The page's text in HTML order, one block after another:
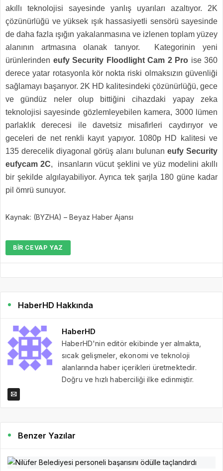
akıllı teknolojisi sayesinde yanlış uyarıları azaltıyor. 2K
çözünürlüğü ve yüksek ışık hassasiyetli sensörü sayesinde
de daha fazla ışığın yakalanmasına ve izlenen toplam yüzey
alanının artmasına olanak tanıyor. Kategorinin yeni
ürünlerinden eufy Security Floodlight Cam 2 Pro ise 360
derece yatar rotasyonla kör nokta riski olmaksızın güvenliği
sağlamayı başarıyor. 2K HD kalitesindeki çözünürlüğü, gece
ve gündüz neler olup bittiğini cihazdaki yapay zeka
teknolojisi sayesinde gözlemleyebilen kamera, 3000 lümen
parlaklık derecesi ile davetsiz misafirleri caydırıyor ve
geceleri de net renkli kayıt yapıyor. 1080p HD kalitesi ve
135 derecelik diyagonal görüş alanı bulunan eufy Security
eufycam 2C, insanların vücut şeklini ve yüz modelini akıllı
bir şekilde algılayabiliyor. Ayrıca tek şarjla 180 güne kadar
pil ömrü sunuyor.
Kaynak: (BYZHA) – Beyaz Haber Ajansı
BIR CEVAP YAZ
HaberHD Hakkında
HaberHD
HaberHD'nin editör ekibinde yer almakta,
sıcak gelişmeler, ekonomi ve teknoloji
alanlarında haber içerikleri üretmektedir.
Doğru ve hızlı haberciliği ilke edinmiştir.
Benzer Yazılar